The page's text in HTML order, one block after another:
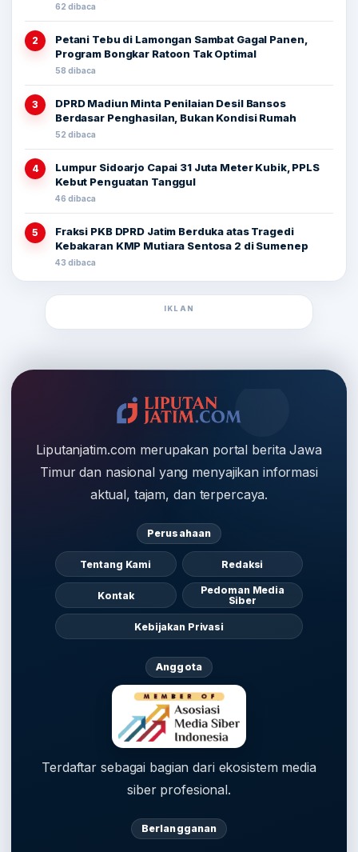
62 dibaca
2
Petani Tebu di Lamongan Sambat Gagal Panen,
Program Bongkar Ratoon Tak Optimal
58 dibaca
3
DPRD Madiun Minta Penilaian Desil Bansos
Berdasar Penghasilan, Bukan Kondisi Rumah
52 dibaca
4
Lumpur Sidoarjo Capai 31 Juta Meter Kubik, PPLS
Kebut Penguatan Tanggul
46 dibaca
5
Fraksi PKB DPRD Jatim Berduka atas Tragedi
Kebakaran KMP Mutiara Sentosa 2 di Sumenep
43 dibaca
IKLAN
Liputanjatim.com merupakan portal berita Jawa
Timur dan nasional yang menyajikan informasi
aktual, tajam, dan terpercaya.
Perusahaan
Tentang Kami Redaksi
Kontak
Pedoman Media
Siber
Kebijakan Privasi
Anggota
Terdaftar sebagai bagian dari ekosistem media
siber profesional.
Berlangganan